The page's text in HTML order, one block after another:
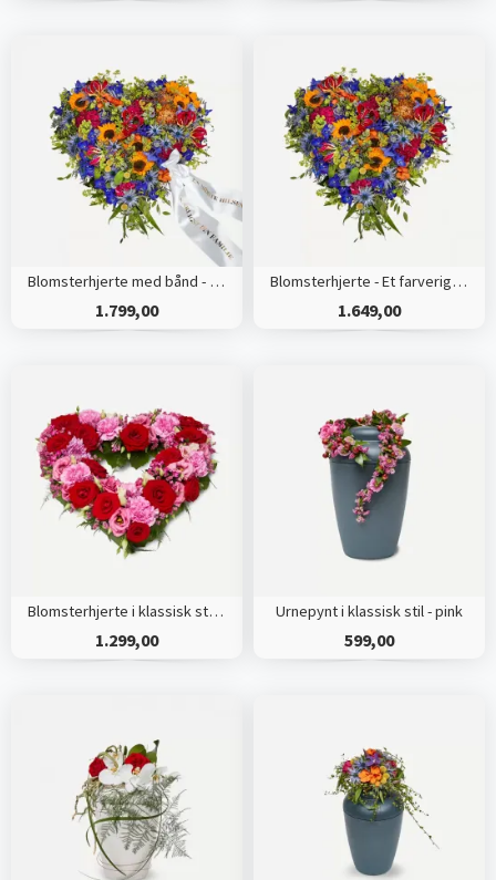
Blomsterhjerte med bånd - Et farverigt farvel
1.799,00
Blomsterhjerte - Et farverigt farvel
1.649,00
Blomsterhjerte i klassisk stil - pink
1.299,00
Urnepynt i klassisk stil - pink
599,00